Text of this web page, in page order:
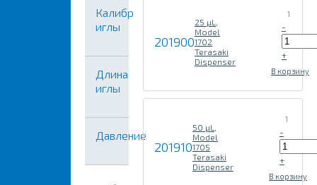
Калибр
иглы
Длина
иглы
Давление
201900
25 µL,
Model
1702
Terasaki
Dispenser
1
-
+
В корзину
201910
50 µL,
Model
1705
Terasaki
Dispenser
1
-
+
В корзину